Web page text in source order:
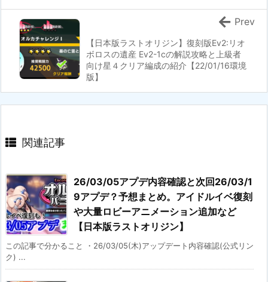
【日本版ラストオリジン】復刻版Ev2:リオ
ボロスの遺産 Ev2-1cの解説攻略と上級者
向け星４クリア編成の紹介【22/01/16環境
版】
Prev
関連記事
26/03/05アプデ内容確認と次回26/03/1
9アプデ？予想まとめ。アイドルイベ復刻
や大量ロビーアニメーション追加など
【日本版ラストオリジン】
この記事で分かること ・26/03/05(木)アップデート内容確認(公式リン
ク) ...